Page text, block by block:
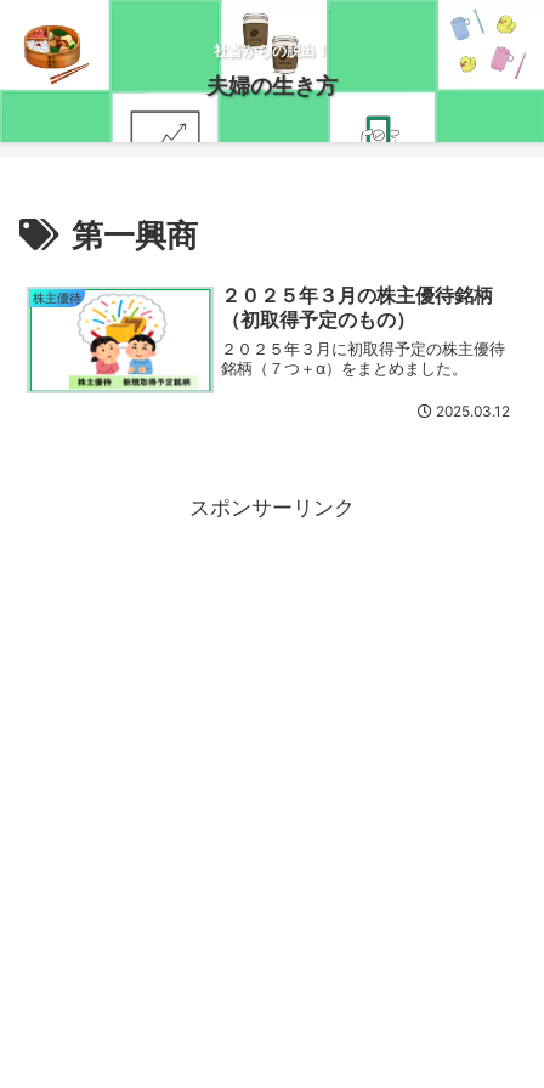
社畜からの脱出！
夫婦の生き方
第一興商
株主優待
２０２５年３月の株主優待銘柄
（初取得予定のもの）
２０２５年３月に初取得予定の株主優待
銘柄（７つ＋α）をまとめました。
2025.03.12
スポンサーリンク